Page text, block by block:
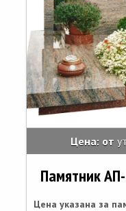
Цена: от
Памятник
Цена указана за